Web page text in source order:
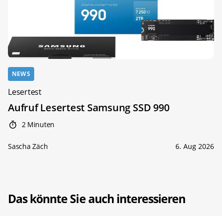
NEWS
Lesertest
Aufruf Lesertest Samsung SSD 990
2 Minuten
Sascha Zäch 6. Aug 2026
Das könnte Sie auch interessieren